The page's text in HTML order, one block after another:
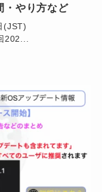
・やり方など
(JST)
202...